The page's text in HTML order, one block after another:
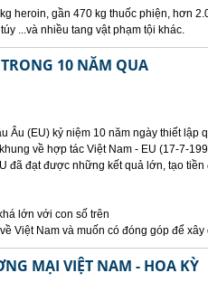
heroin, gần 470 kg thuốc phiện, hơn
...và nhiều tang vật phạm tội khác.
10 NĂM QUA
Âu (EU) kỷ niệm 10 năm ngày thiết lập
về hợp tác Việt Nam - EU (17-7-
đã đạt được những kết quả lớn, tạo
lớn với con số trên
Việt Nam và muốn có đóng góp để
MẠI VIỆT NAM - HOA KỲ